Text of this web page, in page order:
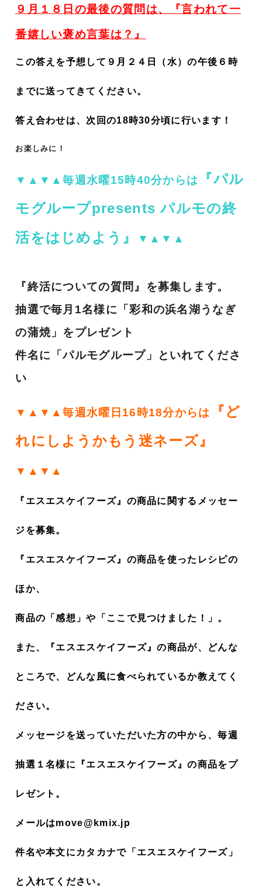
９月１８日の最後の質問は、『言われて一
番嬉しい褒め言葉は？ 』
この答えを予想して９月２４日（水）の午後６時
までに送ってきてください。
答え合わせは、次回の18時30分頃に行います！
お楽しみに！
▼▲▼▲毎週水曜15時40分からは
『パル
モグループpresents パルモの終
活をはじめよう』
▼▲▼▲
『終活についての質問』を募集します。
抽選で毎月1名様に「彩和の浜名湖うなぎ
の蒲焼」をプレゼント
件名に「パルモグループ」といれてくださ
い
▼▲▼▲毎週水曜日16時18分からは
『ど
れにしようかもう迷ネーズ』
▼▲▼▲
『エスエスケイフーズ』の商品に関するメッセー
ジを募集。
『エスエスケイフーズ』の商品を使ったレシピの
ほか、
商品の「感想」や「ここで見つけました！」。
また、『エスエスケイフーズ』の商品が、どんな
ところで、どんな風に食べられているか教えてく
ださい。
メッセージを送っていただいた方の中から、毎週
抽選１名様に『エスエスケイフーズ』の商品をプ
レゼント。
メールはmove@kmix.jp
件名や本文にカタカナで「エスエスケイフーズ」
と入れてください。